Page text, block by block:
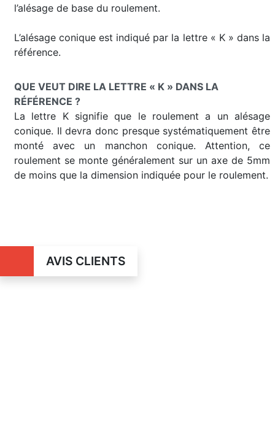
l’alésage de base du roulement.
L’alésage conique est indiqué par la lettre « K » dans la
référence.
QUE VEUT DIRE LA LETTRE « K » DANS LA
RÉFÉRENCE ?
La lettre K signifie que le roulement a un alésage
conique. Il devra donc presque systématiquement être
monté avec un manchon conique. Attention, ce
roulement se monte généralement sur un axe de 5mm
de moins que la dimension indiquée pour le roulement.
AVIS CLIENTS